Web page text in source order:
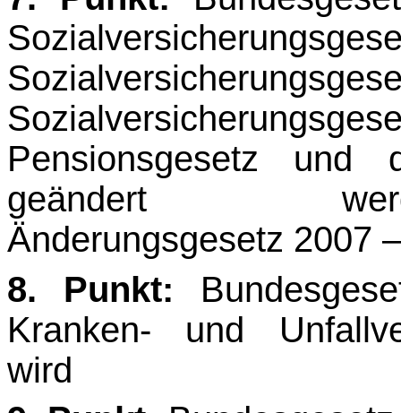
Pensionsgesetz und
geändert
Änderungsgesetz 2007
8. Punkt:
Kranken- und
wird